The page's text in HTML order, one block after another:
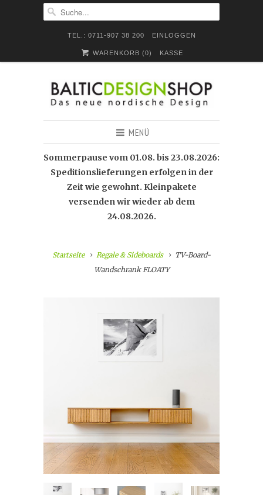
TEL.: 0711-907 38 200 EINLOGGEN
WARENKORB (0) KASSE
MENÜ
Sommerpause vom 01.08. bis 23.08.2026:
Speditionslieferungen erfolgen in der
Zeit wie gewohnt. Kleinpakete
versenden wir wieder ab dem
24.08.2026.
Startseite Regale & Sideboards
TV-Board-
Wandschrank FLOATY